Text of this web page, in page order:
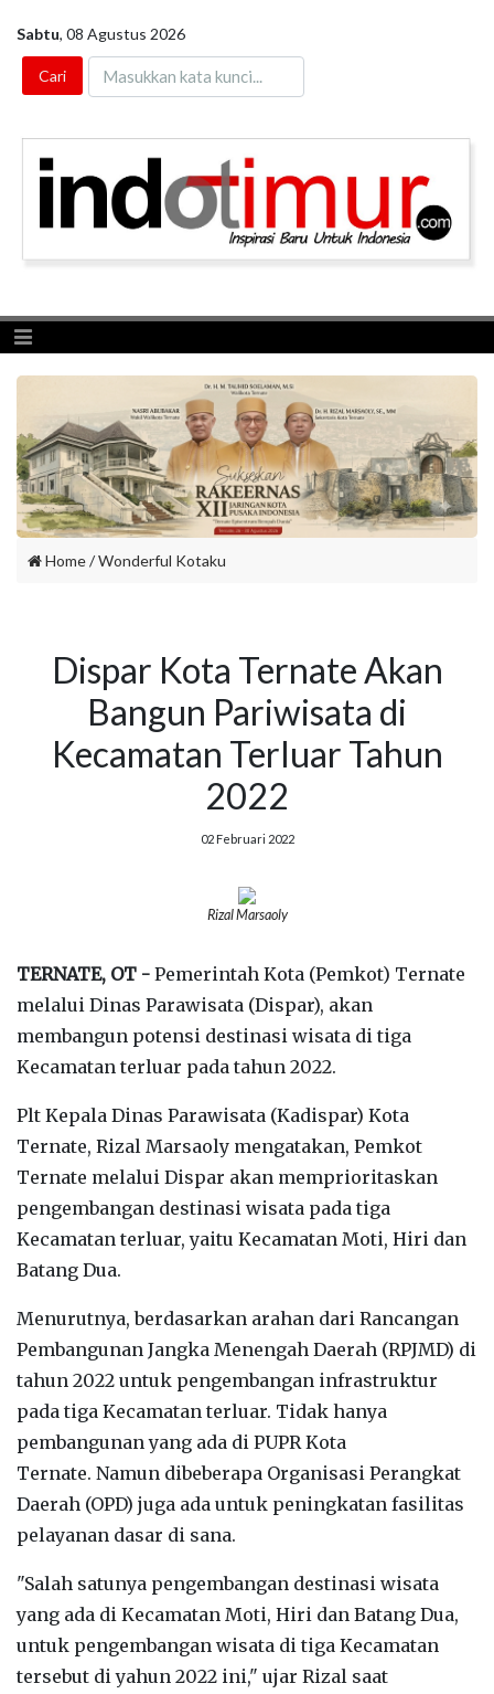
Sabtu, 08 Agustus 2026
Toggle navigation
Home/Wonderful Kotaku
Dispar Kota Ternate Akan
Bangun Pariwisata di
Kecamatan Terluar Tahun
2022
02 Februari 2022
Rizal Marsaoly
TERNATE, OT - Pemerintah Kota (Pemkot) Ternate
melalui Dinas Parawisata (Dispar), akan
membangun potensi destinasi wisata di tiga
Kecamatan terluar pada tahun 2022.
Plt Kepala Dinas Parawisata (Kadispar) Kota
Ternate, Rizal Marsaoly mengatakan, Pemkot
Ternate melalui Dispar akan memprioritaskan
pengembangan destinasi wisata pada tiga
Kecamatan terluar, yaitu Kecamatan Moti, Hiri dan
Batang Dua.
Menurutnya, berdasarkan arahan dari Rancangan
Pembangunan Jangka Menengah Daerah (RPJMD) di
tahun 2022 untuk pengembangan infrastruktur
pada tiga Kecamatan terluar. Tidak hanya
pembangunan yang ada di PUPR Kota
Ternate. Namun dibeberapa Organisasi Perangkat
Daerah (OPD) juga ada untuk peningkatan fasilitas
pelayanan dasar di sana.
"Salah satunya pengembangan destinasi wisata
yang ada di Kecamatan Moti, Hiri dan Batang Dua,
untuk pengembangan wisata di tiga Kecamatan
tersebut di yahun 2022 ini," ujar Rizal saat